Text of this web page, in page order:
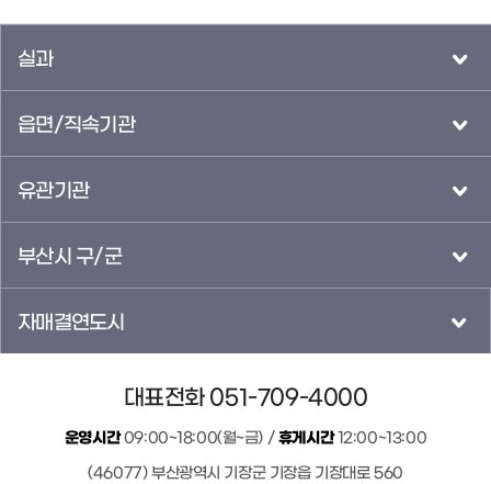
실과
읍면/직속기관
유관기관
부산시 구/군
자매결연도시
대표전화 051-709-4000
운영시간09:00~18:00(월~금) /휴게시간12:00~13:00
(46077) 부산광역시 기장군 기장읍 기장대로 560